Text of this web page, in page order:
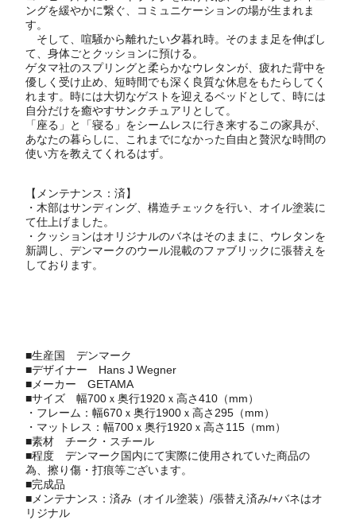
ングを緩やかに繋ぐ、コミュニケーションの場が生まれま
す。
そして、喧騒から離れたい夕暮れ時。そのまま足を伸ばし
て、身体ごとクッションに預ける。
ゲタマ社のスプリングと柔らかなウレタンが、疲れた背中を
優しく受け止め、短時間でも深く良質な休息をもたらしてく
れます。時には大切なゲストを迎えるベッドとして、時には
自分だけを癒やすサンクチュアリとして。
「座る」と「寝る」をシームレスに行き来するこの家具が、
あなたの暮らしに、これまでになかった自由と贅沢な時間の
使い方を教えてくれるはず。
【メンテナンス：済】
・木部はサンディング、構造チェックを行い、オイル塗装に
て仕上げました。
・クッションはオリジナルのバネはそのままに、ウレタンを
新調し、デンマークのウール混載のファブリックに張替えを
しております。
■生産国デンマーク
■デザイナー Hans J Wegner
■メーカーGETAMA
■サイズ 幅700ｘ奥行1920ｘ高さ410（mm）
・フレーム：幅670ｘ奥行1900ｘ高さ295（mm）
・マットレス：幅700ｘ奥行1920ｘ高さ115（mm）
■素材 チーク・スチール
■程度 デンマーク国内にて実際に使用されていた商品の
為、擦り傷・打痕等ございます。
■完成品
■メンテナンス：済み（オイル塗装）/張替え済み/+バネはオ
リジナル